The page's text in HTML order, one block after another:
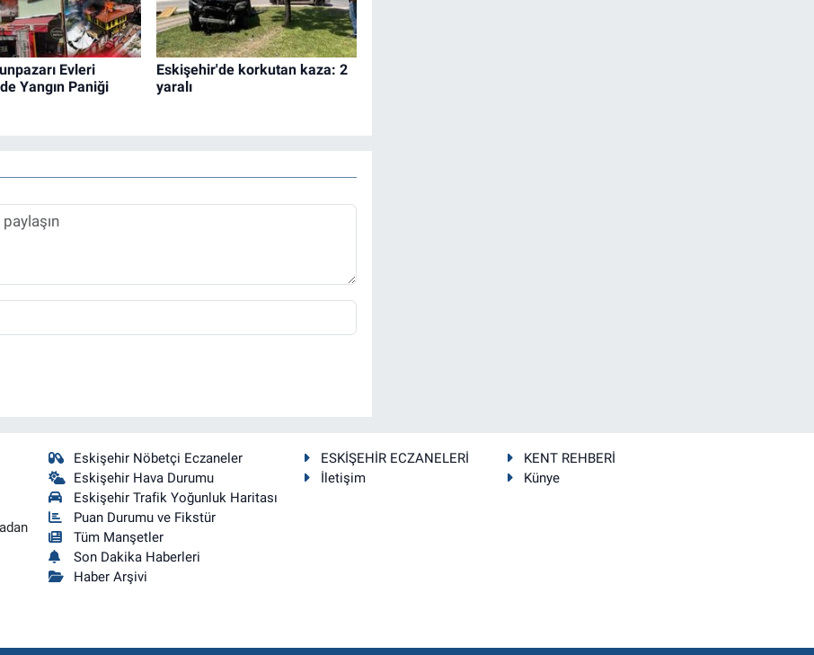
Evleri
Yangın Paniği
Eskişehir'de korkutan kaza: 2
yaralı
Eskişehir Nöbetçi Eczaneler
Eskişehir Hava Durumu
Eskişehir Trafik Yoğunluk Haritası
Puan Durumu ve Fikstür
Tüm Manşetler
Son Dakika Haberleri
Haber Arşivi
ESKİŞEHİR ECZANELERİ
KENT REHBERİ
İletişim
Künye